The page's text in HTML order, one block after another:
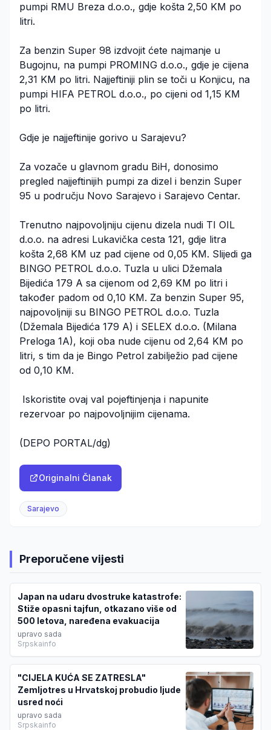
pumpi RMU Breza d.o.o., gdje košta 2,50 KM po
litri.
Za benzin Super 98 izdvojit ćete najmanje u
Bugojnu, na pumpi PROMING d.o.o., gdje je cijena
2,31 KM po litri. Najjeftiniji plin se toči u Konjicu, na
pumpi HIFA PETROL d.o.o., po cijeni od 1,15 KM
po litri.
Gdje je najjeftinije gorivo u Sarajevu?
Za vozače u glavnom gradu BiH, donosimo
pregled najjeftinijih pumpi za dizel i benzin Super
95 u području Novo Sarajevo i Sarajevo Centar.
Trenutno najpovoljniju cijenu dizela nudi TI OIL
d.o.o. na adresi Lukavička cesta 121, gdje litra
košta 2,68 KM uz pad cijene od 0,05 KM. Slijedi ga
BINGO PETROL d.o.o. Tuzla u ulici Džemala
Bijedića 179 A sa cijenom od 2,69 KM po litri i
također padom od 0,10 KM. Za benzin Super 95,
najpovoljniji su BINGO PETROL d.o.o. Tuzla
(Džemala Bijedića 179 A) i SELEX d.o.o. (Milana
Preloga 1A), koji oba nude cijenu od 2,64 KM po
litri, s tim da je Bingo Petrol zabilježio pad cijene
od 0,10 KM.
Iskoristite ovaj val pojeftinjenja i napunite
rezervoar po najpovoljnijim cijenama.
(DEPO PORTAL/dg)
Originalni Članak
Sarajevo
Preporučene vijesti
Japan na udaru dvostruke katastrofe:
Stiže opasni tajfun, otkazano više od
500 letova, naređena evakuacija
upravo sada
Srpskainfo
"CIJELA KUĆA SE ZATRESLA"
Zemljotres u Hrvatskoj probudio ljude
usred noći
upravo sada
Srpskainfo